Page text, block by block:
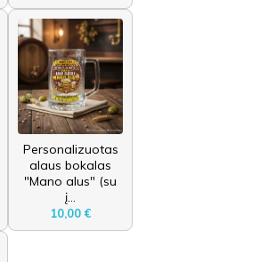
Personalizuotas
alaus bokalas
"Mano alus" (su
į...
10,00 €